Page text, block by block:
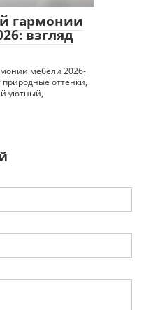
гармонии
взгляд
мебели 2026-
оттенки,
уютный,